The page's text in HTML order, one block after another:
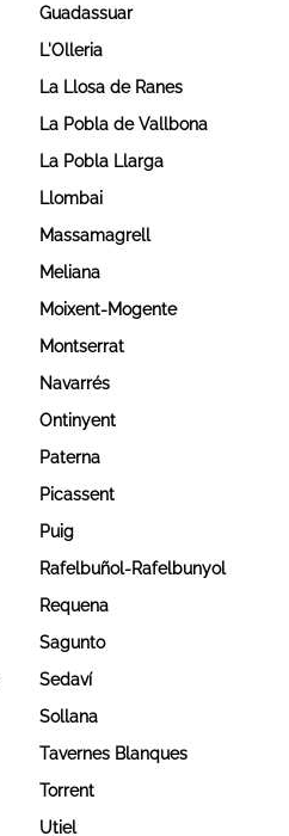
Guadassuar
L'Olleria
La Llosa de Ranes
La Pobla de Vallbona
La Pobla Llarga
Llombai
Massamagrell
Meliana
Moixent-Mogente
Montserrat
Navarrés
Ontinyent
Paterna
Picassent
Puig
Rafelbuñol-Rafelbunyol
Requena
Sagunto
Sedaví
Sollana
Tavernes Blanques
Torrent
Utiel